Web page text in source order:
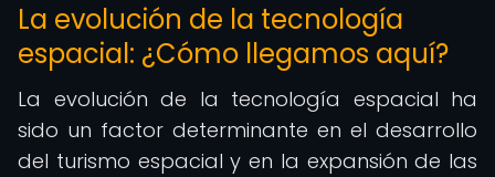
La evolución de la tecnología
espacial: ¿Cómo llegamos aquí?
La evolución de la tecnología espacial ha
sido un factor determinante en el desarrollo
del turismo espacial y en la expansión de las